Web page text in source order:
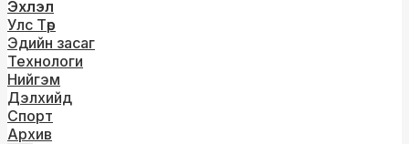
Эхлэл
Улс Төр
Эдийн засаг
Технологи
Нийгэм
Дэлхийд
Спорт
Архив